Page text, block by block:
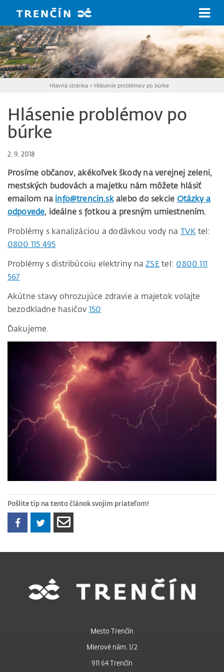
Hlavná stránka > Hlásenie problémov po búrke
Hlásenie problémov po
búrke
2. 9. 2018
Prosíme občanov, akékoľvek škody na verejnej zeleni,
mestských budovách a majetku nám môžete hlásiť
emailom na info@trencin.skalebo do sekcie Otázky a
odpovede, ideálne s fotkou a presným umiestnením.
Problémy s kanalizáciou a dodávkou vody na TVK tel:
0800 115 495
Problémy s distribúcoiu elektriny naZSEtel: 0800 111
567
Akútne stavy ohrozujúce zdravie a majetok volajte
bezodkladne hasičov 150
Ďakujeme.
Pošlite tip na tento článok svojim priateľom!
Mesto Trenčín
Mierové nám. 1/2
911 64 Trenčín